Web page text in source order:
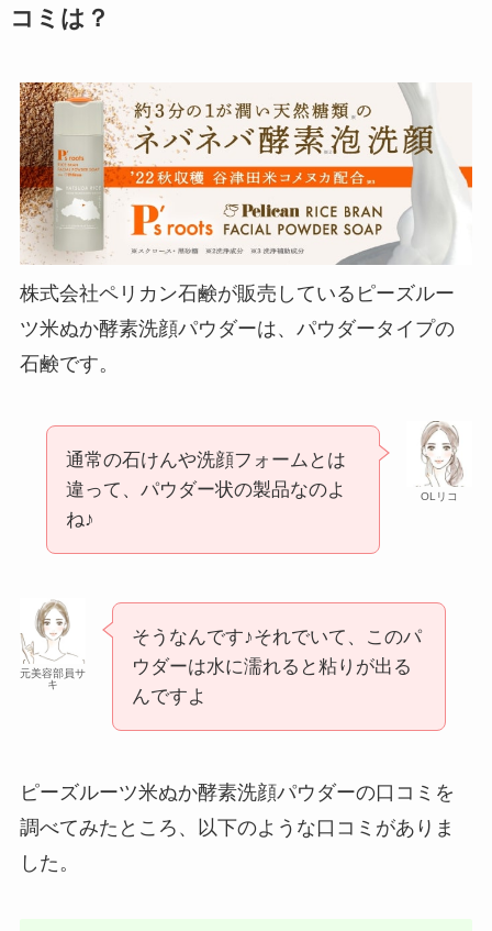
コミは？
株式会社ペリカン石鹸が販売しているピーズルー
ツ米ぬか酵素洗顔パウダーは、パウダータイプの
石鹸です。
OLリコ
通常の石けんや洗顔フォームとは
違って、パウダー状の製品なのよ
ね♪
元美容部員サ
キ
そうなんです♪それでいて、このパ
ウダーは水に濡れると粘りが出る
んですよ
ピーズルーツ米ぬか酵素洗顔パウダーの口コミを
調べてみたところ、以下のような口コミがありま
した。